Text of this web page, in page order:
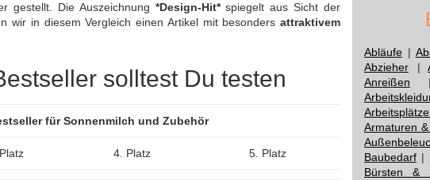
gestellt. Die Auszeichnung *Design-Hit*spiegelt aus Sicht der
wir in diesem Vergleich einen Artikel mit besonders attraktivem
solltest Du testen
für Sonnenmilch und Zubehör
4. Platz 5. Platz
Abläufe |
Abzieher |
Anreißen
Armaturen
Baubedarf |
Bürsten &